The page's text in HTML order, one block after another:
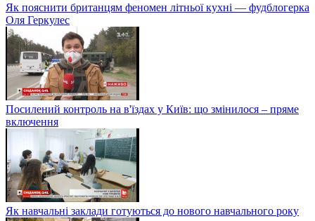
Як пояснити британцям феномен літньої кухні — фудблогерка
Оля Геркулес
Посилений контроль на в'їздах у Київ: що змінилося – пряме
включення
Як навчальні заклади готуються до нового навчального року